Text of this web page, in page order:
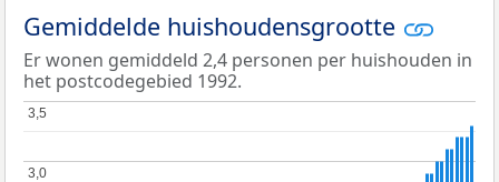
Gemiddelde huishoudensgrootte
Er wonen gemiddeld 2,4 personen per huishouden in
het postcodegebied 1992.
3,0
3,0
3,5
3,5